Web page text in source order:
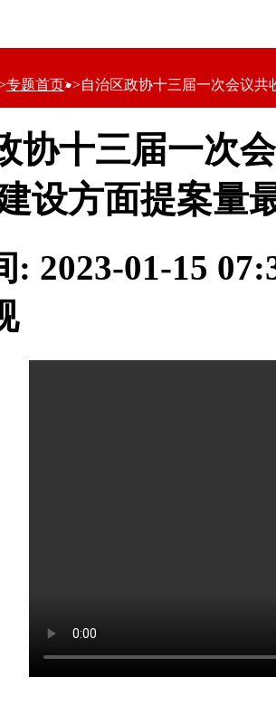
专题首页>>自治区政协十三届一次会议共
协十三届一次
设方面提案量
: 2023-01-15